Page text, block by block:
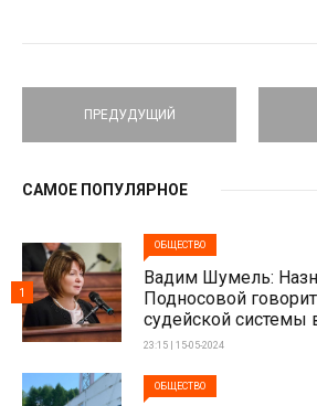
ПРЕДУДУЩИЙ
САМОЕ ПОПУЛЯРНОЕ
ОБЩЕСТВО
Вадим Шумель:
Подносовой
судейской системы
23:15 | 15-05-2024
1
ОБЩЕСТВО